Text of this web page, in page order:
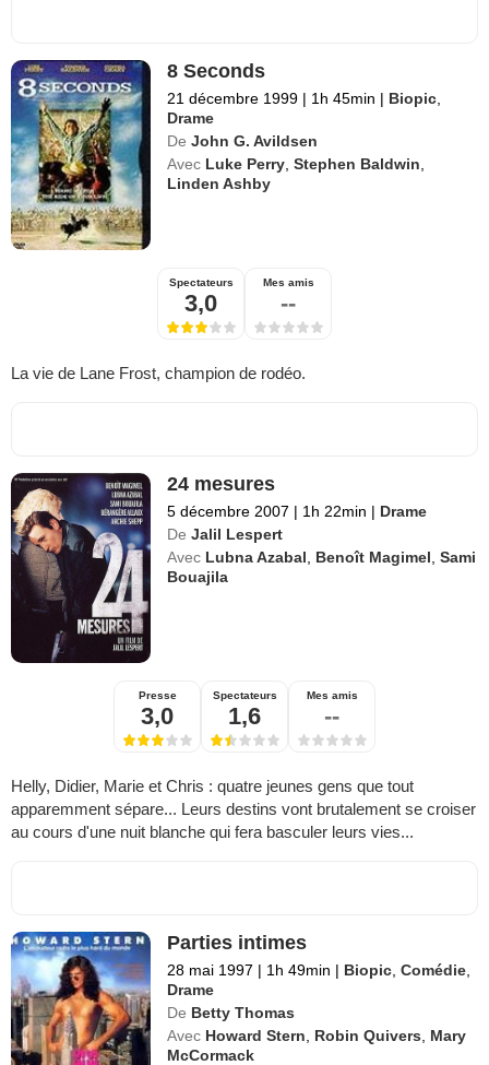
8 Seconds
21 décembre 1999 | 1h 45min | Biopic
Drame
De John G. Avildsen
Avec Luke Perry ,Stephen Baldwin
Linden Ashby
Spectateurs
3,0
Mes amis
--
La vie de Lane Frost, champion de rodéo.
24 mesures
5 décembre 2007 | 1h 22min | Drame
De Jalil Lespert
Avec Lubna Azabal Benoît Magimel ,Sami
Bouajila
Presse
3,0
Spectateurs
1,6
Mes amis
--
Helly, Didier, Marie et Chris : quatre jeunes gens que tout
apparemment sépare... Leurs destins vont brutalement se croiser
au cours d'une nuit blanche qui fera basculer leurs vies...
Parties intimes
28 mai 1997 | 1h 49min | Biopic ,Comédie
Drame
De Betty Thomas
Avec Howard Stern Robin Quivers
Mary
McCormack